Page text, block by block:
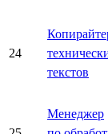
24
текстов
Менеджер